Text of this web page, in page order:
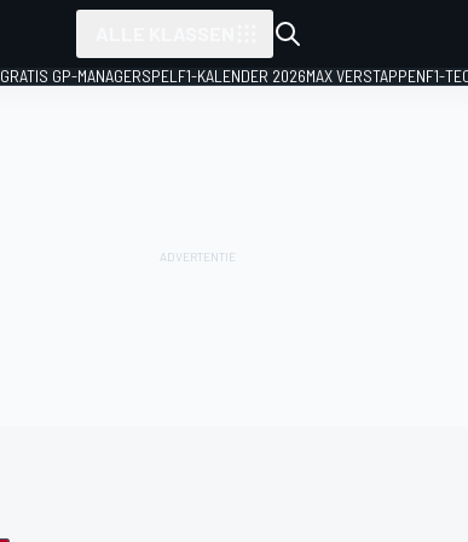
GRATIS GP-MANAGERSPEL F1-KALENDER 2026MAX VERSTAPPENF1-